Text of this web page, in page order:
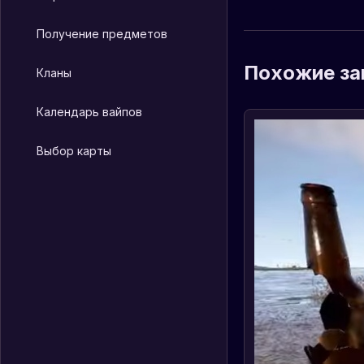
Получение предметов
Кланы
Календарь вайпов
Выбор карты
Похожие